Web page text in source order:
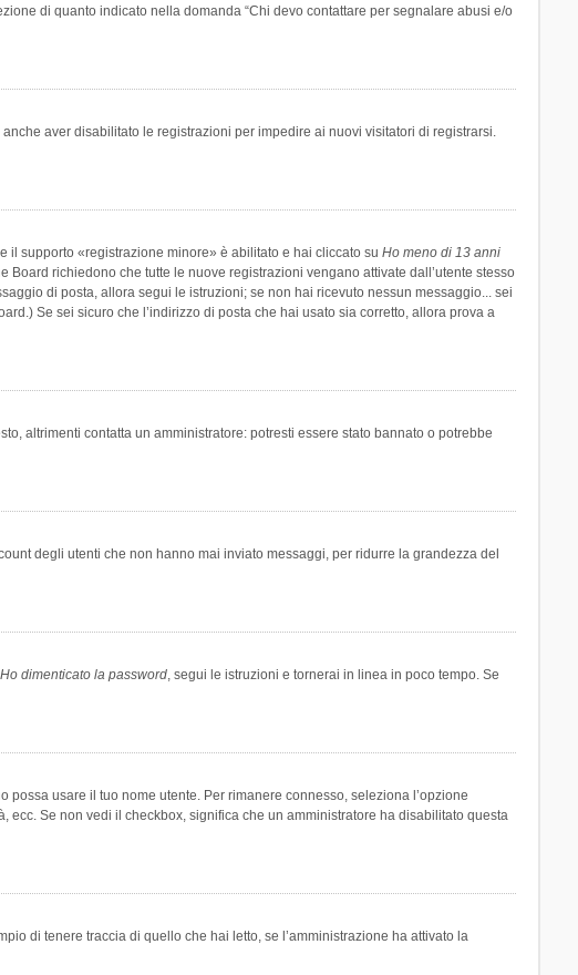
di quanto indicato nella domanda “Chi devo contattare per segnalare abusi e/o
aver disabilitato le registrazioni per impedire ai nuovi visitatori di registrarsi.
il supporto «registrazione minore» è abilitato e hai cliccato su Ho meno di 13 anni
richiedono che tutte le nuove registrazioni vengano attivate dall’utente stesso
di posta, allora segui le istruzioni; se non hai ricevuto nessun messaggio... sei
Se sei sicuro che l’indirizzo di posta che hai usato sia corretto, allora prova a
altrimenti contatta un amministratore: potresti essere stato bannato o potrebbe
degli utenti che non hanno mai inviato messaggi, per ridurre la grandezza del
Ho dimenticato la password, segui le istruzioni e tornerai in linea in poco tempo. Se
usare il tuo nome utente. Per rimanere connesso, seleziona l’opzione
Se non vedi il checkbox, significa che un amministratore ha disabilitato questa
di tenere traccia di quello che hai letto, se l’amministrazione ha attivato la